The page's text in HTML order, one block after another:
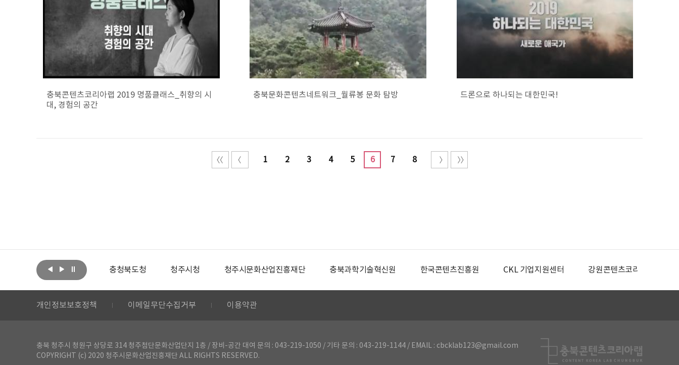
충북콘텐츠코리아랩 2019 명품클래스_취향의 시
대, 경험의 공간
충북문화콘텐츠네트워크_월류봉 문화 탐방 드론으로 하나되는 대한민국!
1 2 3 4 5 6 7 8
문화체육관광부 충청북도청 청주시청 청주시문화산업진흥재단 충북과학기술혁신원 한국콘텐츠진흥원 CKL 기업지원센터 강원콘텐츠코리아랩
개인정보보호정책 이메일무단수집거부 이용약관
충북 청주시 청원구 상당로 314 청주첨단문화산업단지 1층 / 장비-공간 대여 문의 : 043-219-1050 / 기타 문의 : 043-219-1144 / EMAIL : cbcklab123@gmail.com
COPYRIGHT (c) 2020 청주시문화산업진흥재단 ALL RIGHTS RESERVED.